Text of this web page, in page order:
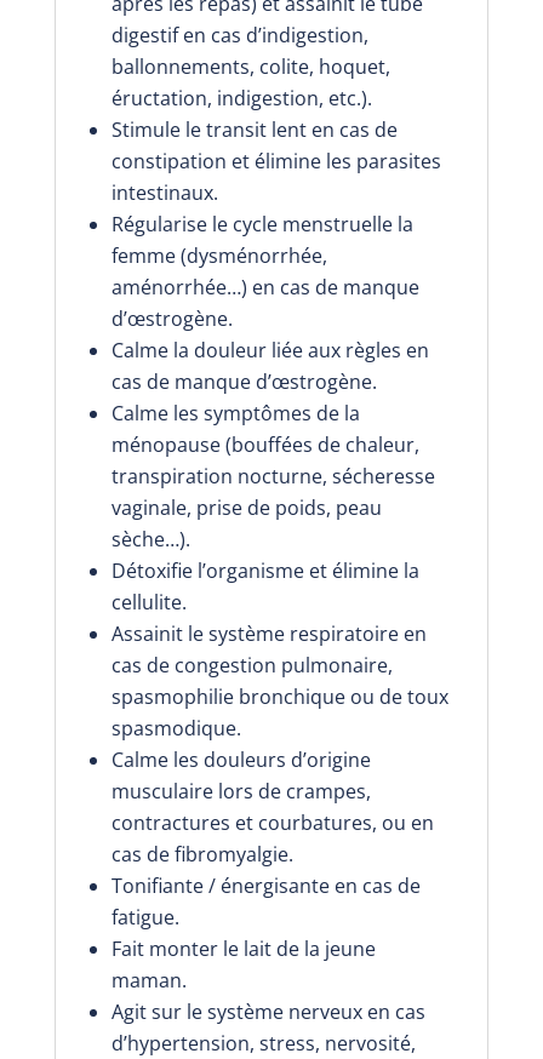
digestif en cas d’indigestion,
ballonnements, colite, hoquet,
éructation, indigestion, etc.).
Stimule le transit lent en cas de
constipation et élimine les parasites
intestinaux.
Régularise le cycle menstruelle la
femme (dysménorrhée,
aménorrhée…) en cas de manque
d’œstrogène.
Calme la douleur liée aux règles en
cas de manque d’œstrogène.
Calme les symptômes de la
ménopause (bouffées de chaleur,
transpiration nocturne, sécheresse
vaginale, prise de poids, peau
sèche…).
Détoxifie l’organisme et élimine la
cellulite.
Assainit le système respiratoire en
cas de congestion pulmonaire,
spasmophilie bronchique ou de toux
spasmodique.
Calme les douleurs d’origine
musculaire lors de crampes,
contractures et courbatures, ou en
cas de fibromyalgie.
Tonifiante / énergisante en cas de
fatigue.
Fait monter le lait de la jeune
maman.
Agit sur le système nerveux en cas
d’hypertension, stress, nervosité,